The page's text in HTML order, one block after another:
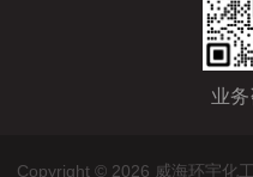
业
Copyright © 2026 威海环宇化